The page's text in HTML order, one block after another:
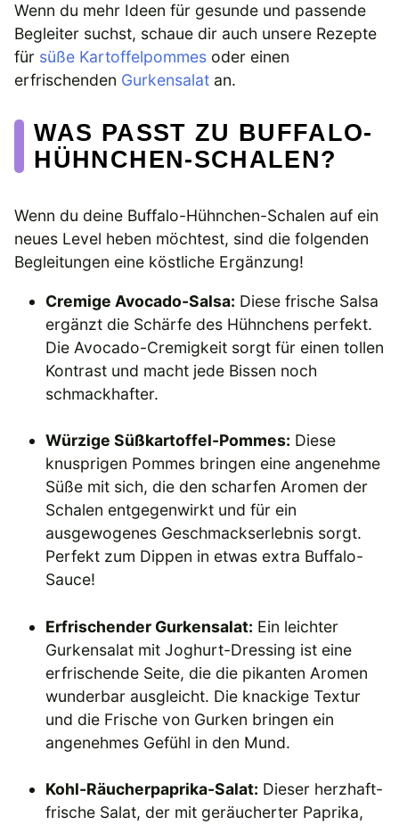
Wenn du mehr Ideen für gesunde und passende
Begleiter suchst, schaue dir auch unsere Rezepte
für süße Kartoffelpommes oder einen
erfrischenden Gurkensalat an.
WAS PASST ZU BUFFALO-
HÜHNCHEN-SCHALEN?
Wenn du deine Buffalo-Hühnchen-Schalen auf ein
neues Level heben möchtest, sind die folgenden
Begleitungen eine köstliche Ergänzung!
Cremige Avocado-Salsa: Diese frische Salsa
ergänzt die Schärfe des Hühnchens perfekt.
Die Avocado-Cremigkeit sorgt für einen tollen
Kontrast und macht jede Bissen noch
schmackhafter.
Würzige Süßkartoffel-Pommes: Diese
knusprigen Pommes bringen eine angenehme
Süße mit sich, die den scharfen Aromen der
Schalen entgegenwirkt und für ein
ausgewogenes Geschmackserlebnis sorgt.
Perfekt zum Dippen in etwas extra Buffalo-
Sauce!
Erfrischender Gurkensalat: Ein leichter
Gurkensalat mit Joghurt-Dressing ist eine
erfrischende Seite, die die pikanten Aromen
wunderbar ausgleicht. Die knackige Textur
und die Frische von Gurken bringen ein
angenehmes Gefühl in den Mund.
Kohl-Räucherpaprika-Salat: Dieser herzhaft-
frische Salat, der mit geräucherter Paprika,